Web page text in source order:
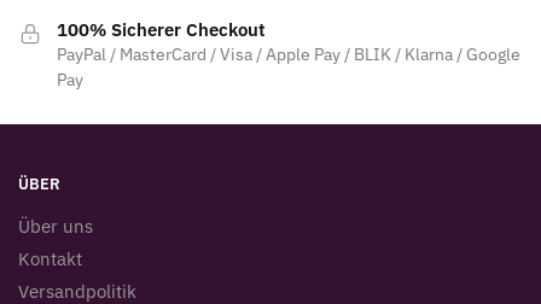
100% Sicherer Checkout
PayPal / MasterCard / Visa / Apple Pay / BLIK / Klarna / Google
Pay
ÜBER
Über uns
Kontakt
Versandpolitik